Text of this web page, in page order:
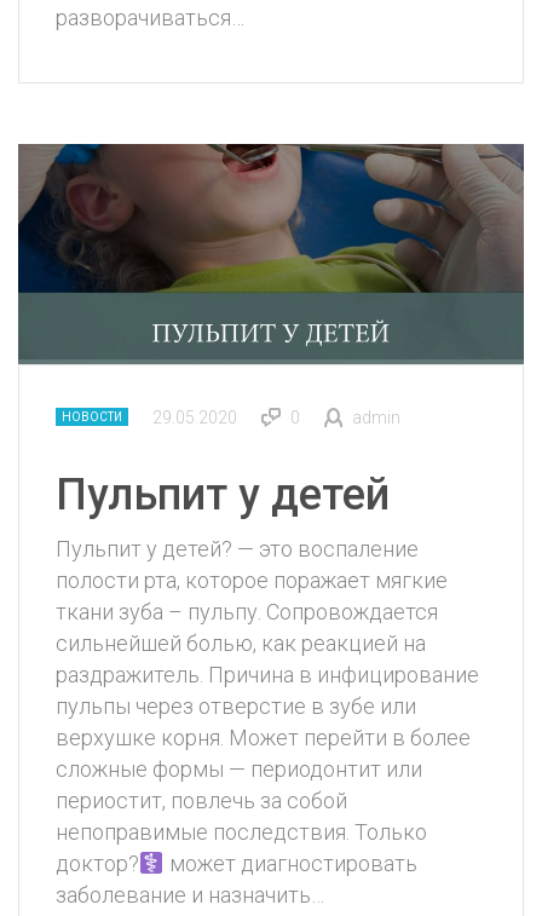
разворачиваться…
НОВОСТИ 29.05.2020 0 admin
Пульпит у детей
Пульпит у детей? — это воспаление
полости рта, которое поражает мягкие
ткани зуба – пульпу. Сопровождается
сильнейшей болью, как реакцией на
раздражитель. Причина в инфицирование
пульпы через отверстие в зубе или
верхушке корня. Может перейти в более
сложные формы — периодонтит или
периостит, повлечь за собой
непоправимые последствия. Только
доктор?‍
может диагностировать
заболевание и назначить…